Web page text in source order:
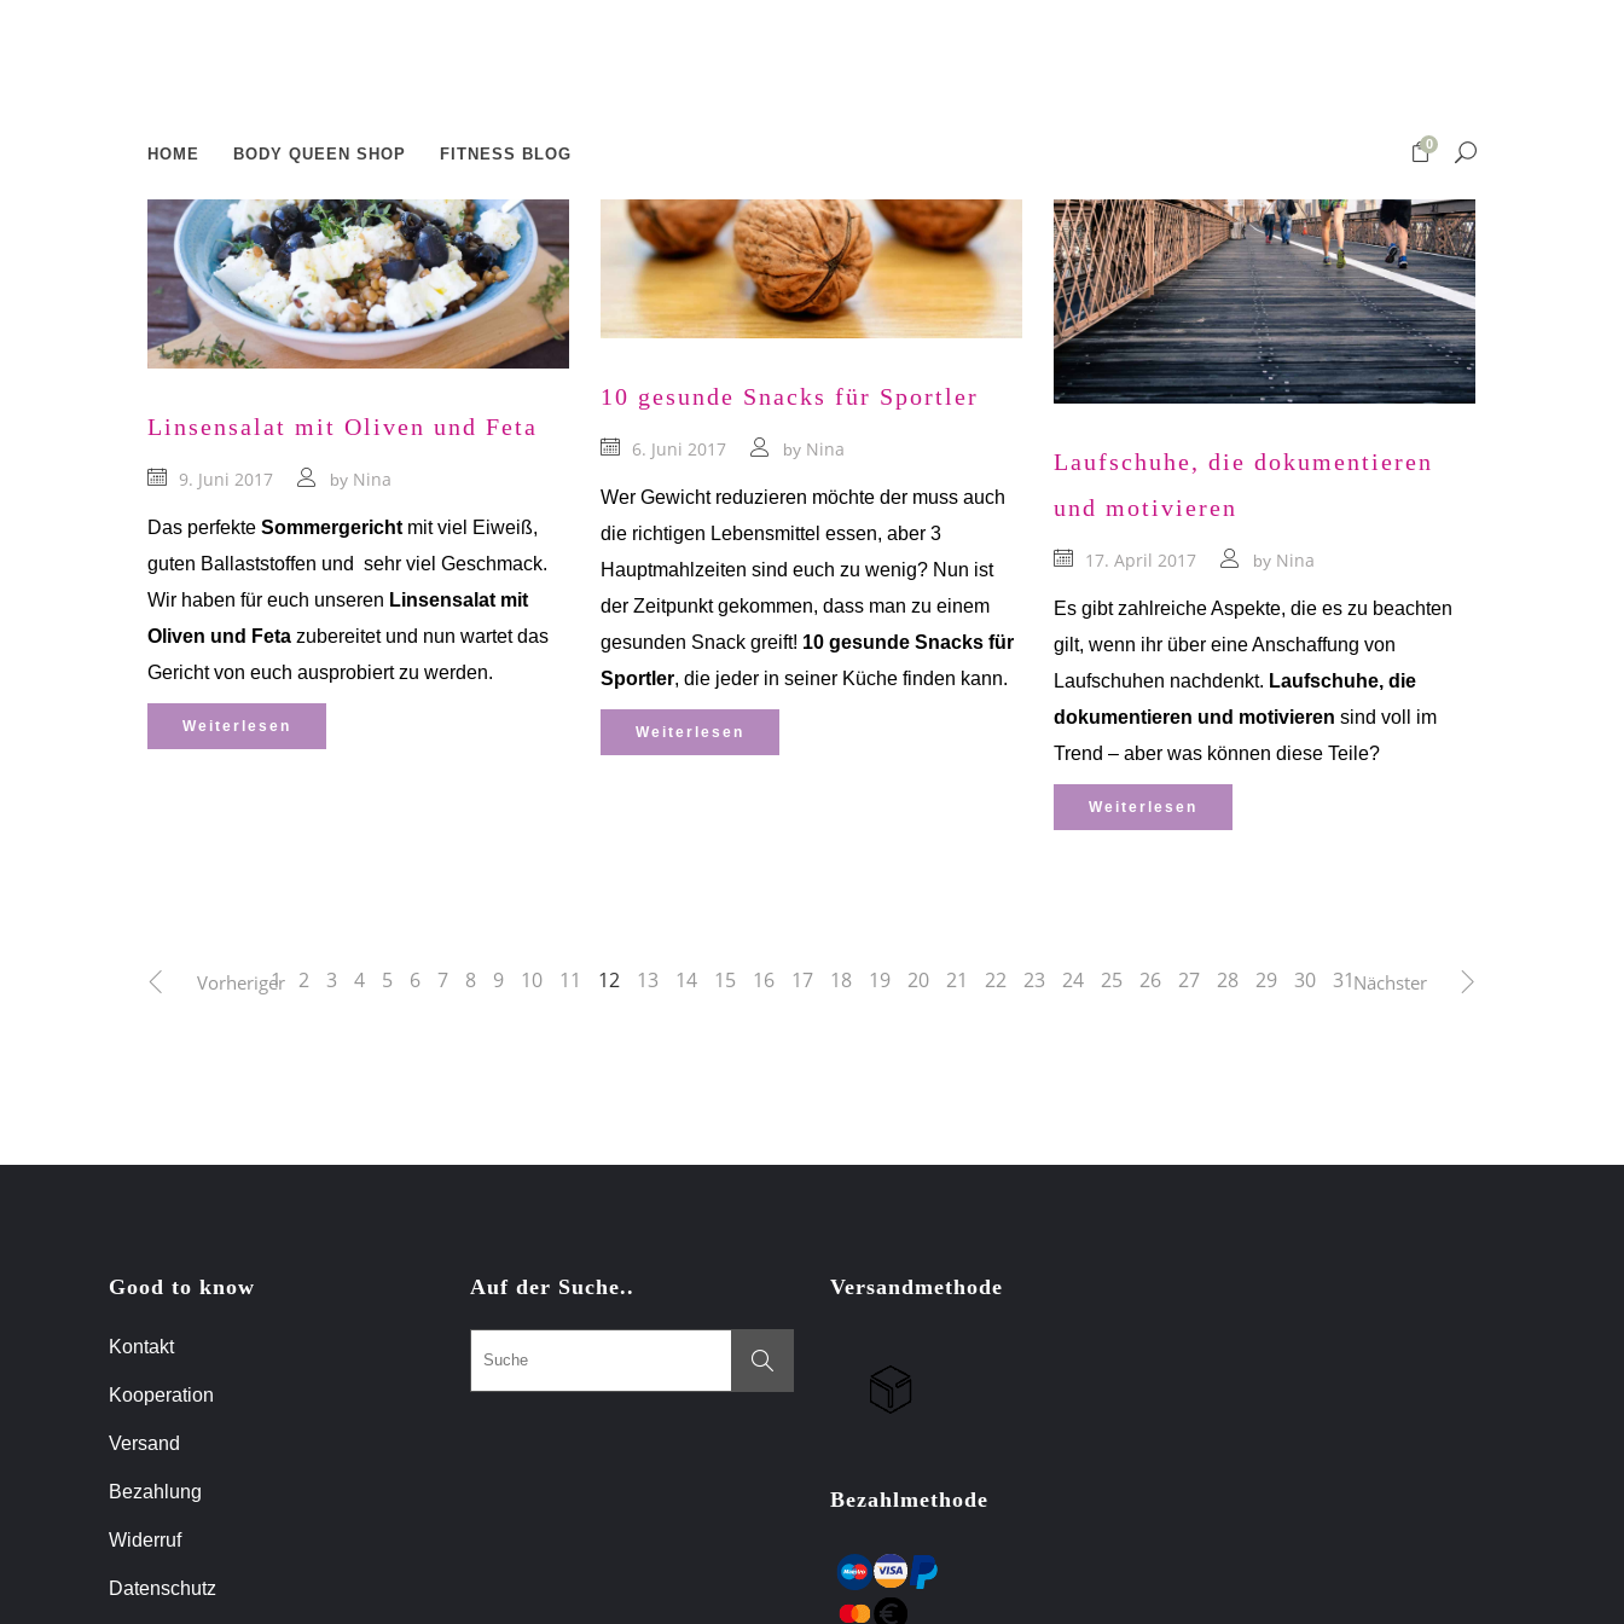
HOME BODY QUEEN SHOP FITNESS BLOG
0
Linsensalat mit Oliven und Feta
9. Juni 2017 by Nina
Das perfekte Sommergericht mit viel Eiweiß,
guten Ballaststoffen und sehr viel Geschmack.
Wir haben für euch unseren Linsensalat mit
Oliven und Feta zubereitet und nun wartet das
Gericht von euch ausprobiert zu werden.
Weiterlesen
10 gesunde Snacks für Sportler
6. Juni 2017 by Nina
Wer Gewicht reduzieren möchte der muss auch
die richtigen Lebensmittel essen, aber 3
Hauptmahlzeiten sind euch zu wenig? Nun ist
der Zeitpunkt gekommen, dass man zu einem
gesunden Snack greift! 10 gesunde Snacks für
Sportler, die jeder in seiner Küche finden kann.
Weiterlesen
Laufschuhe, die dokumentieren
und motivieren
17. April 2017 by Nina
Es gibt zahlreiche Aspekte, die es zu beachten
gilt, wenn ihr über eine Anschaffung von
Laufschuhen nachdenkt. Laufschuhe, die
dokumentieren und motivieren sind voll im
Trend – aber was können diese Teile?
Weiterlesen
Vorheriger
1 2 3 4 5 6 7 8 9 10 11 12 13 14 15 16 17 18 19 20 21 22 23 24 25 26 27 28 29 30 31Nächster
Good to know
Kontakt
Kooperation
Versand
Bezahlung
Widerruf
Datenschutz
Auf der Suche.. Versandmethode
Bezahlmethode